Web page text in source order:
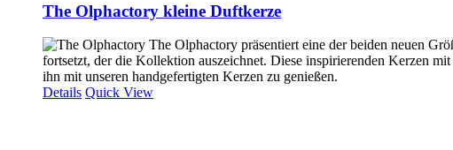
The Olphactory kleine Duftkerze
The Olphactory präsentiert eine der beiden neuen
fortsetzt, der die Kollektion auszeichnet. Diese inspirierenden Kerzen
ihn mit unseren handgefertigten Kerzen zu genießen.
Details Quick View